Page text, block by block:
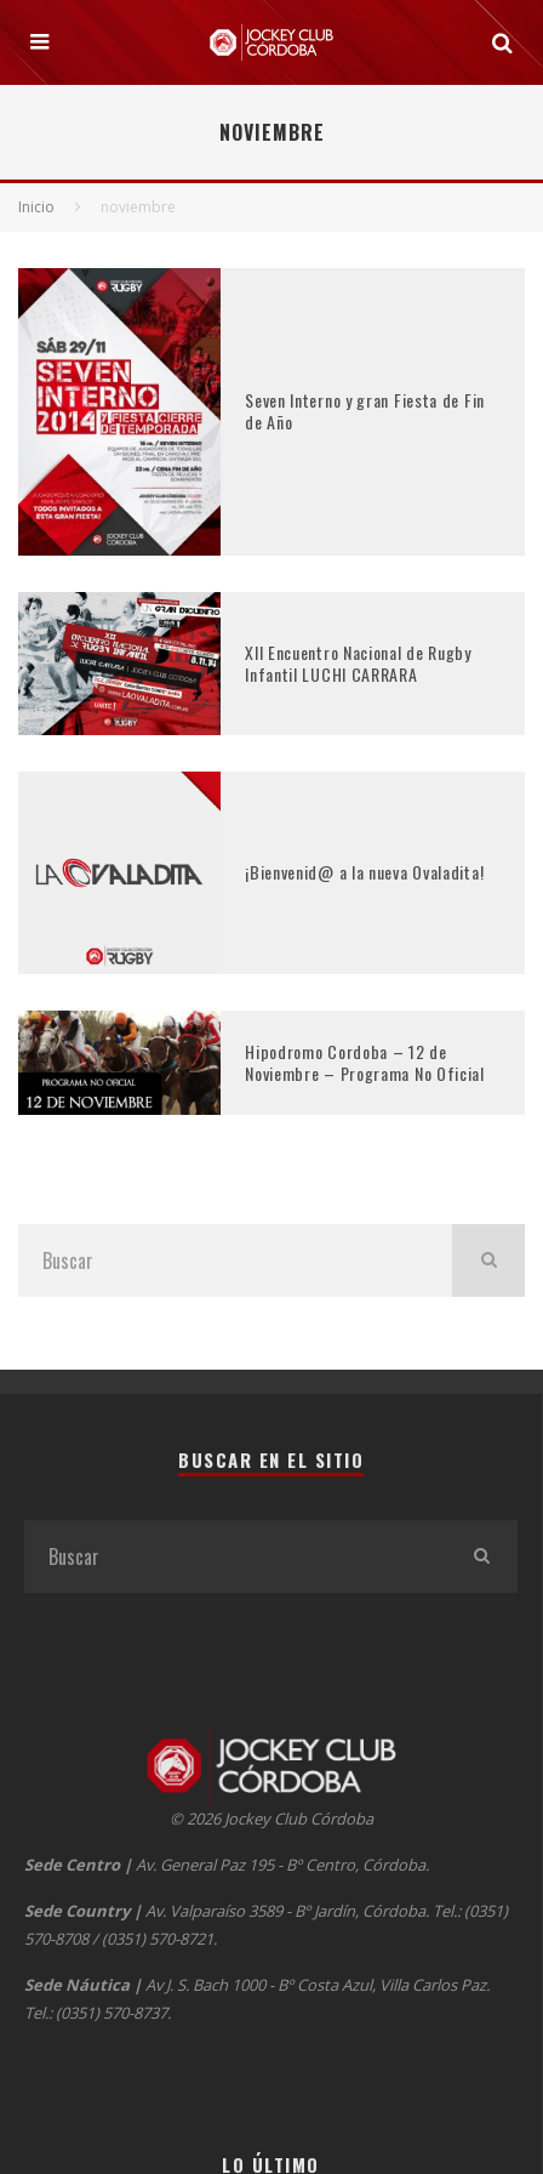
NOVIEMBRE
Inicio noviembre
Seven Interno y gran Fiesta de Fin
de Año
XII Encuentro Nacional de Rugby
Infantil LUCHI CARRARA
¡Bienvenid@ a la nueva Ovaladita!
Hipodromo Cordoba – 12 de
Noviembre – Programa No Oficial
BUSCAR EN EL SITIO
© 2026 Jockey Club Córdoba
Sede Centro |Av. General Paz 195 - Bº Centro, Córdoba.
Sede Country |Av. Valparaíso 3589 - Bº Jardín, Córdoba. Tel.: (0351)
570-8708 / (0351) 570-8721.
Sede Náutica |Av J. S. Bach 1000 - Bº Costa Azul, Villa Carlos Paz.
Tel.: (0351) 570-8737.
LO ÚLTIMO